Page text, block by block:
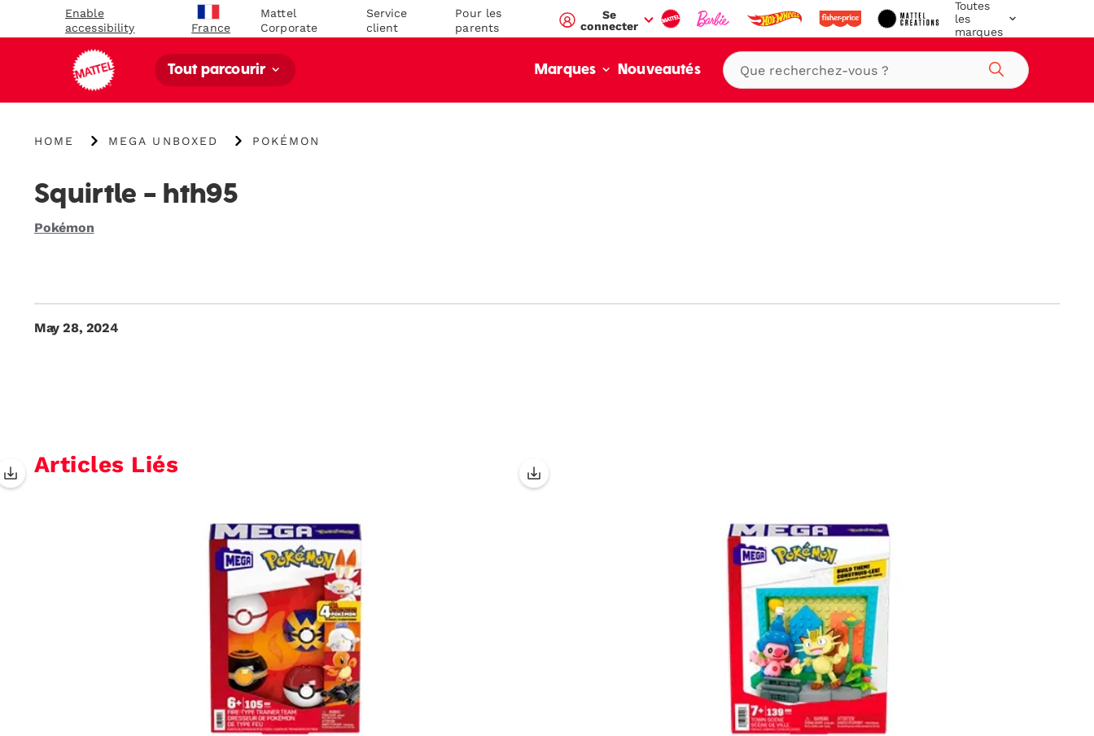
Enable
accessibility
France
Mattel
Corporate
Service
client
Pour les
parents
Se
connecter
Toutes
les
marques
Tout parcourir Marques Nouveautés
Rechercher
{"key":"Home","value":"\/"}
HOME
{"key":"MEGA
MEGA UNBOXED
{"key":"Pokémon","value":"\/blogs\/mega-
POKÉMON
Squirtle - hth95
Pokémon
May 28, 2024
Articles Liés